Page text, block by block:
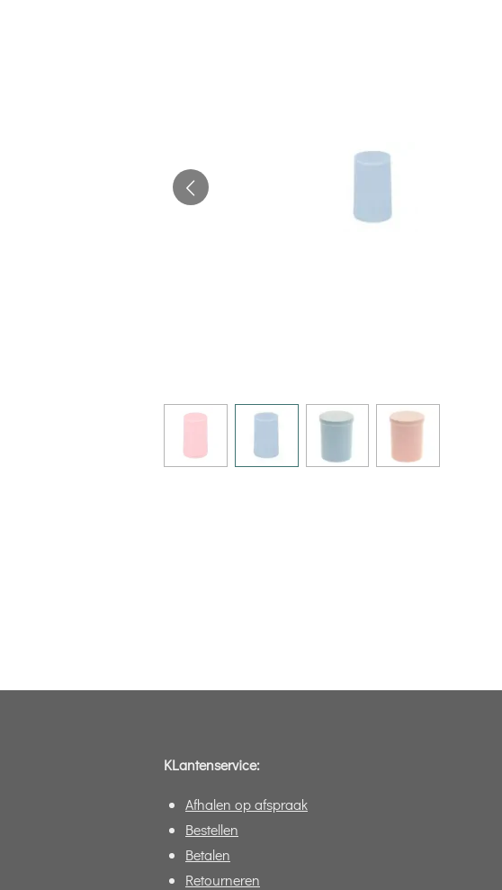
KLantenservice:
Afhalen op afspraak
Bestellen
Betalen
Retourneren